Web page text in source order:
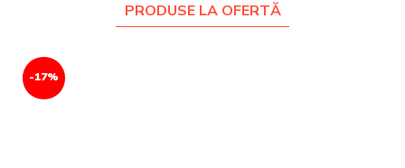
PRODUSE LA OFERTĂ
-17%